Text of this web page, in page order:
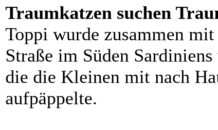
Traumkatzen suchen
Toppi wurde zusammen
Straße im Süden
die die Kleinen mit nach
aufpäppelte.